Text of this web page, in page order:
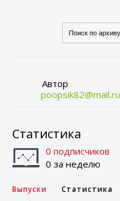
Автор
poopsik82@mail.ru
Статистика
0 подписчиков
0 за неделю
Выпуски Статистика